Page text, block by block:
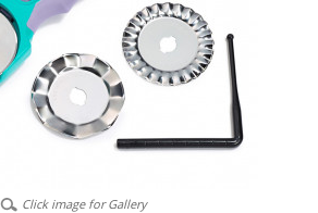
Click image for Gallery